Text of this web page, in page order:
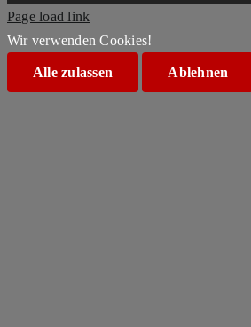
Page load link
Wir verwenden Cookies!
Alle zulassen Ablehnen